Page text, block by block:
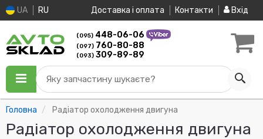
UA RU Доставка і оплата Контакти Вхід
(095) 448-06-06
(097) 760-80-88
(093) 309-89-89
Яку запчастину шукаєте?
Головна Радіатор охолодження двигуна
Радіатор охолодження двигуна